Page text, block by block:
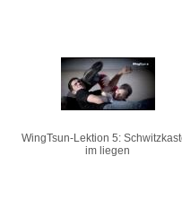
WingTsun-Lektion 5:
im liegen